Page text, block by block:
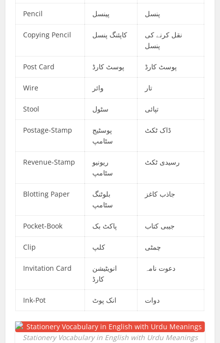
Pencil پینسل پنسل
Copying Pencil کاپئنگ پنسل
نقل کرنے کی
پنسل
Post Card پوسٹ کارڈ پوسٹ کارڈ
Wire وائر تار
Stool سٹول تپائی
Postage-Stamp
پوسٹیج
سٹامپ
ڈاک ٹکٹ
Revenue-Stamp
ریونیو
سٹامپ
رسیدی ٹکٹ
Blotting Paper
بلوٹنگ
سٹامپ
جاذب کاغز
Pocket-Book پاکٹ بک جیبی کتاب
Clip کلپ چمٹی
Invitation Card
انویٹیشن
کارڈ
دعوت نامہ
Ink-Pot انک پوٹ دوات
Stationery Vocabulary in English with Urdu Meanings